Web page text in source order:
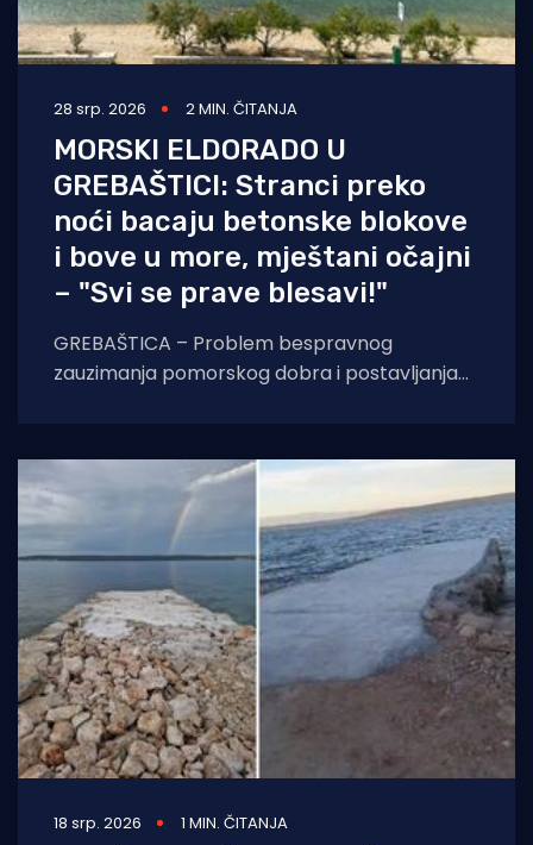
28 srp. 2026 2 MIN. ČITANJA
MORSKI ELDORADO U
GREBAŠTICI: Stranci preko
noći bacaju betonske blokove
i bove u more, mještani očajni
– "Svi se prave blesavi!"
GREBAŠTICA – Problem bespravnog
zauzimanja pomorskog dobra i postavljanja
18 srp. 2026 1 MIN. ČITANJA